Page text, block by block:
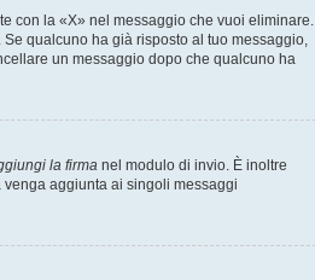
con la «X» nel messaggio che vuoi eliminare.
qualcuno ha già risposto al tuo messaggio,
un messaggio dopo che qualcuno ha
la firma nel modulo di invio. È inoltre
aggiunta ai singoli messaggi